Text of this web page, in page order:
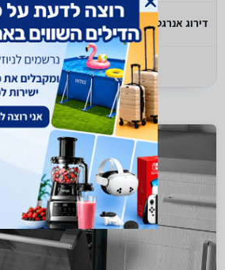
דירוג אנרגטי קודם A+
למפרט המלא >>